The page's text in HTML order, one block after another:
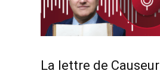
La lettre de Causeur